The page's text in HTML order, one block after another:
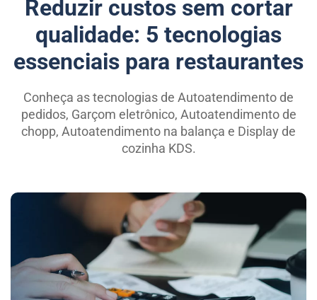
Reduzir custos sem cortar
qualidade: 5 tecnologias
essenciais para restaurantes
Conheça as tecnologias de Autoatendimento de
pedidos, Garçom eletrônico, Autoatendimento de
chopp, Autoatendimento na balança e Display de
cozinha KDS.